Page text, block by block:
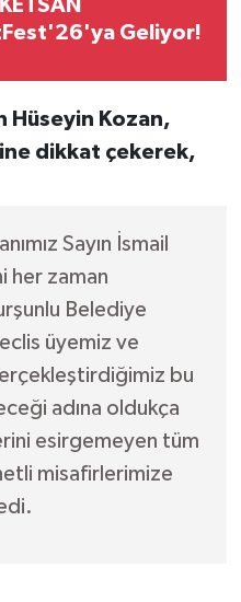
Geliyor!
Hüseyin Kozan,
dikkat çekerek,
Sayın İsmail
her zaman
Belediye
üyemiz ve
bu
adına oldukça
esirgemeyen tüm
misafirlerimize